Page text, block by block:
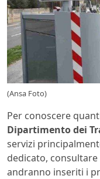
(Ansa Foto)
Per conoscere
Dipartimento dei
servizi
dedicato, consultare
andranno inseriti i